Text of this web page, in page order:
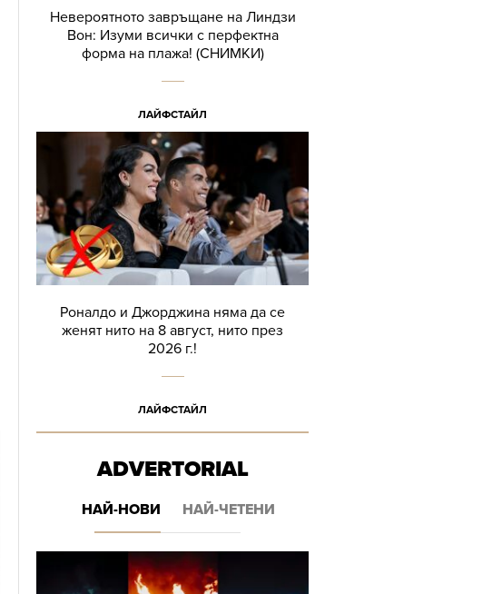
Невероятното завръщане на Линдзи
Вон: Изуми всички с перфектна
форма на плажа! (СНИМКИ)
ЛАЙФСТАЙЛ
Роналдо и Джорджина няма да се
женят нито на 8 август, нито през
2026 г.!
ЛАЙФСТАЙЛ
ADVERTORIAL
НАЙ-НОВИ НАЙ-ЧЕТЕНИ